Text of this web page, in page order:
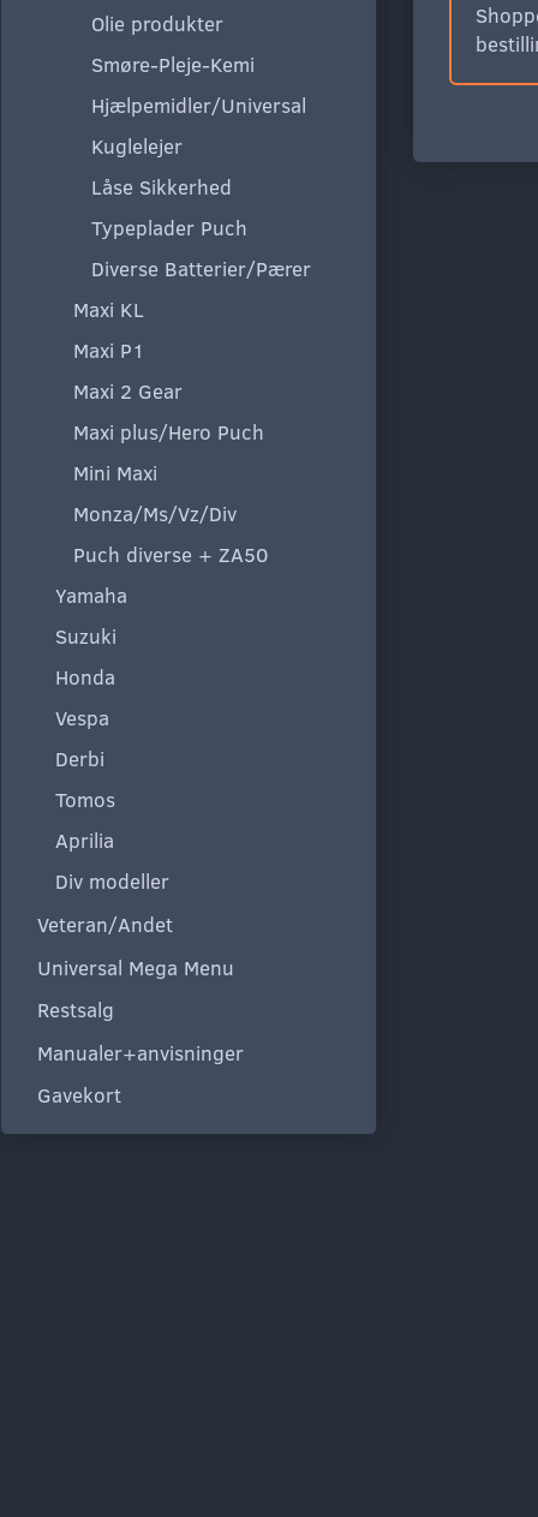
Olie produkter
Smøre-Pleje-Kemi
Hjælpemidler/Universal
Kuglelejer
Låse Sikkerhed
Typeplader Puch
Diverse Batterier/Pærer
Maxi KL
Maxi P1
Maxi 2 Gear
Maxi plus/Hero Puch
Mini Maxi
Monza/Ms/Vz/Div
Puch diverse + ZA50
Yamaha
Suzuki
Honda
Vespa
Derbi
Tomos
Aprilia
Div modeller
Veteran/Andet
Universal Mega Menu
Restsalg
Manualer+anvisninger
Gavekort